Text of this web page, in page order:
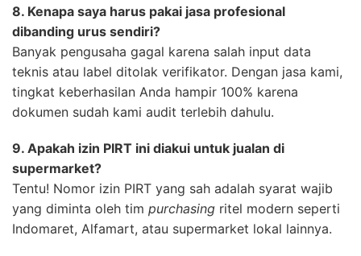
8. Kenapa saya harus pakai jasa profesional
dibanding urus sendiri?
Banyak pengusaha gagal karena salah input data
teknis atau label ditolak verifikator. Dengan jasa kami,
tingkat keberhasilan Anda hampir 100% karena
dokumen sudah kami audit terlebih dahulu.
9. Apakah izin PIRT ini diakui untuk jualan di
supermarket?
Tentu! Nomor izin PIRT yang sah adalah syarat wajib
yang diminta oleh tim purchasing ritel modern seperti
Indomaret, Alfamart, atau supermarket lokal lainnya.